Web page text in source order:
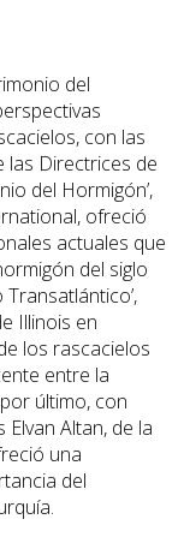
del
con las
las Directrices de
del Hormigón’,
ofreció
actuales que
del siglo
Illinois en
los rascacielos
entre la
último, con
Elvan Altan, de la
una
del